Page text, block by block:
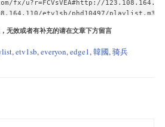
fx/u?r=FCVsVEA#http://
etv1sb/phd10497/
etv2sb/phd10771/
etv2sb/phd10772/
etv2sb/phd10499/
无效或者有补充的请在文章下方留言
,etv1sb,everyon,edge1,韓國,骑兵